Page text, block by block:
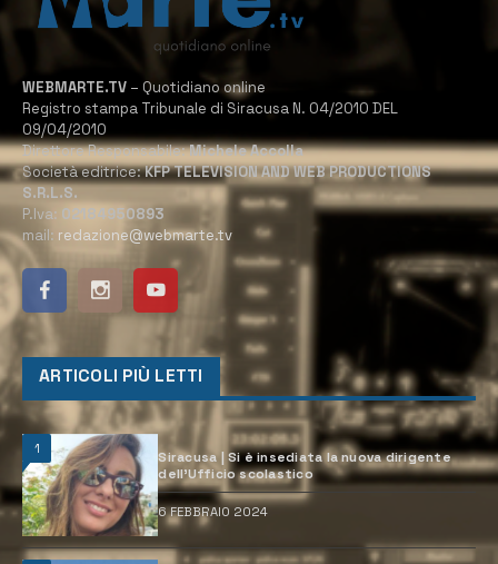
WEBMARTE.TV – Quotidiano online
Registro stampa Tribunale di Siracusa N. 04/2010 DEL
09/04/2010
Direttore Responsabile:Michele Accolla
Società editrice:KFP TELEVISION AND WEB PRODUCTIONS
S.R.L.S.
P.Iva: 02184950893
mail: redazione@webmarte.tv
ARTICOLI PIÙ LETTI
1
Siracusa | Si è insediata la nuova dirigente
dell’Ufficio scolastico
6 FEBBRAIO 2024